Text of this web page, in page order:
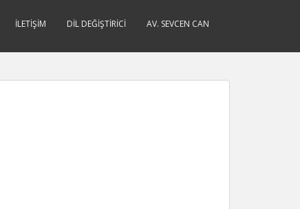
İLETIŞIM DIL DEĞIŞTIRICI AV. SEVCEN CAN